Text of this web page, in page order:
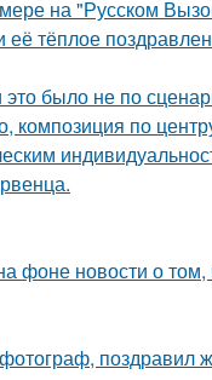
на "Русском
её тёплое
было не по
композиция по
фоне новости о
поздравил